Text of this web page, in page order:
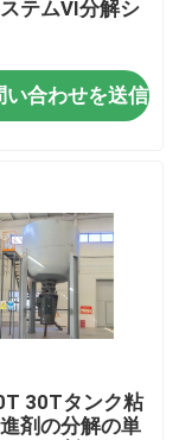
テムVI分解シ
い合わせを送信
30Tタンク粘
剤の分解の単